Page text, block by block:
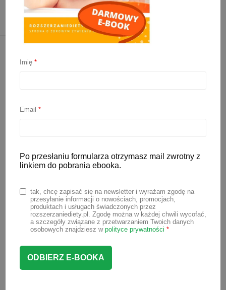
niemowląt!
Miękkie pulpeciki dla
dzieci
19 lipca 2026
Szukasz pomysłu na obiad, który będzie
jednocześnie smaczny, delikatny i pełen
Imię*
Email*
Po przesłaniu formularza otrzymasz mail zwrotny z
linkiem do pobrania ebooka.
tak, chcę zapisać się na newsletter i wyrażam zgodę na
przesyłanie informacji o nowościach, promocjach,
produktach i usługach świadczonych przez
rozszerzaniediety.pl. Zgodę można w każdej chwili wycofać,
a szczegóły związane z przetwarzaniem Twoich danych
osobowych znajdziesz w polityce prywatności *